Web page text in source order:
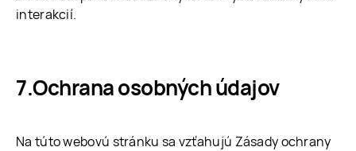
interakcií.
Ochrana osobných údajov
Na túto webovú stránku sa vzťahujú Zásady ochrany